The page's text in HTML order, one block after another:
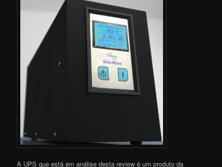
A UPS que está em análise desta review é um produto da